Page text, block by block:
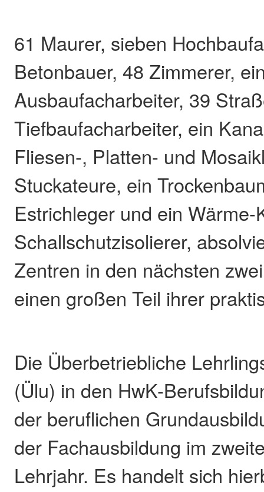
61 Maurer, sieben
Betonbauer, 48 Zimmerer,
Ausbaufacharbeiter, 39
Tiefbaufacharbeiter, ein
Fliesen-, Platten- und
Stuckateure, ein
Estrichleger und ein Wärme-
Schallschutzisolierer,
Zentren in den nächsten
einen großen Teil ihrer
Die Überbetriebliche
(Ülu) in den HwK-
der beruflichen
der Fachausbildung im
Lehrjahr. Es handelt sich